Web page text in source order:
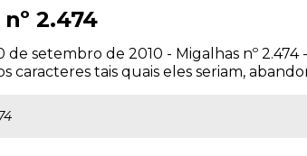
2.474
de setembro de 2010 - Migalhas nº
caracteres tais quais eles seriam,